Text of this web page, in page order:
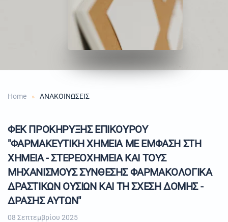
Home ΑΝΑΚΟΙΝΩΣΕΙΣ
ΦΕΚ ΠΡΟΚΗΡΥΞΗΣ ΕΠΙΚΟΥΡΟΥ
"ΦΑΡΜΑΚΕΥΤΙΚΗ ΧΗΜΕΙΑ ΜΕ ΕΜΦΑΣΗ ΣΤΗ
ΧΗΜΕΙΑ - ΣΤΕΡΕΟΧΗΜΕΙΑ ΚΑΙ ΤΟΥΣ
ΜΗΧΑΝΙΣΜΟΥΣ ΣΥΝΘΕΣΗΣ ΦΑΡΜΑΚΟΛΟΓΙΚΑ
ΔΡΑΣΤΙΚΩΝ ΟΥΣΙΩΝ ΚΑΙ ΤΗ ΣΧΕΣΗ ΔΟΜΗΣ -
ΔΡΑΣΗΣ ΑΥΤΩΝ"
08 Σεπτεμβρίου 2025